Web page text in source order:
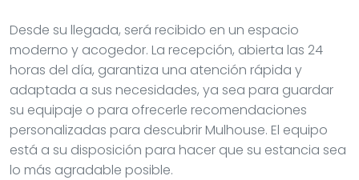
Desde su llegada, será recibido en un espacio
moderno y acogedor. La recepción, abierta las 24
horas del día, garantiza una atención rápida y
adaptada a sus necesidades, ya sea para guardar
su equipaje o para ofrecerle recomendaciones
personalizadas para descubrir Mulhouse. El equipo
está a su disposición para hacer que su estancia sea
lo más agradable posible.